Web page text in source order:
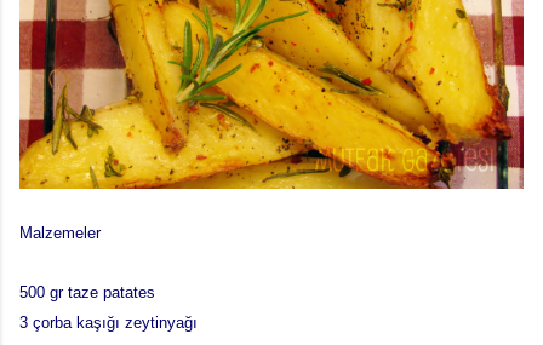
Malzemeler
500 gr taze patates
3 çorba kaşığı zeytinyağı